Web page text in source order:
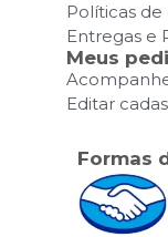
Políticas
Entregas e
Meus
Editar
Formas